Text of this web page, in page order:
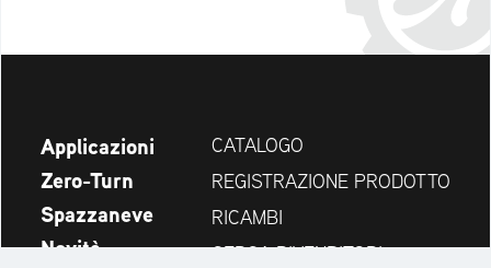
Applicazioni
Zero-Turn
Spazzaneve
Novità
CATALOGO
REGISTRAZIONE PRODOTTO
RICAMBI
CERCA RIVENDITORI